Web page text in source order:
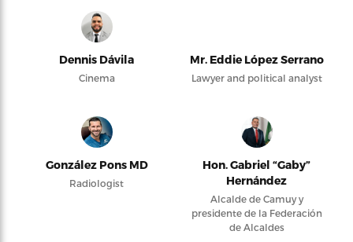
Dennis Dávila
Cinema
Mr. Eddie López Serrano
Lawyer and political analyst
González Pons MD
Radiologist
Hon. Gabriel “Gaby”
Hernández
Alcalde de Camuy y
presidente de la Federación
de Alcaldes